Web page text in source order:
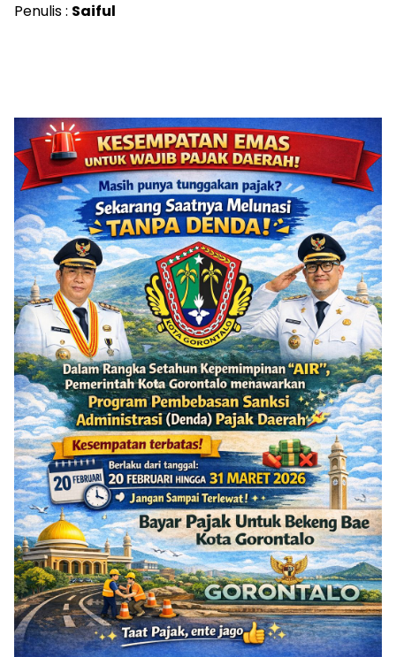
Penulis : Saiful